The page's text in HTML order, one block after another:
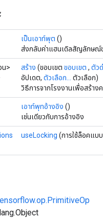
เป็นเอาท์พุต ()
ส่งกลับค่าแฮนเดิลสัญลักษณ์
น>
สร้าง (ขอบเขต ขอบเขต , ตัว
อัปเดต, ตัวเลือก...
ตัวเลือก)
วิธีการจากโรงงานเพื่อสร้าง
เอาท์พุทอ้างอิง ()
เช่นเดียวกับการอ้างอิง
useLocking (การใช้ล็อคแบ